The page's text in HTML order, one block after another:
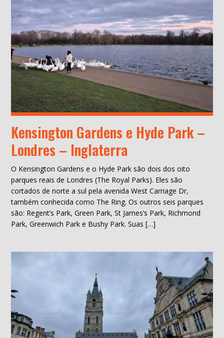
Kensington Gardens e Hyde Park –
Londres – Inglaterra
O Kensington Gardens e o Hyde Park são dois dos oito
parques reais de Londres (The Royal Parks). Eles são
cortados de norte a sul pela avenida West Carriage Dr,
também conhecida como The Ring. Os outros seis parques
são: Regent’s Park, Green Park, St James’s Park, Richmond
Park, Greenwich Park e Bushy Park. Suas […]